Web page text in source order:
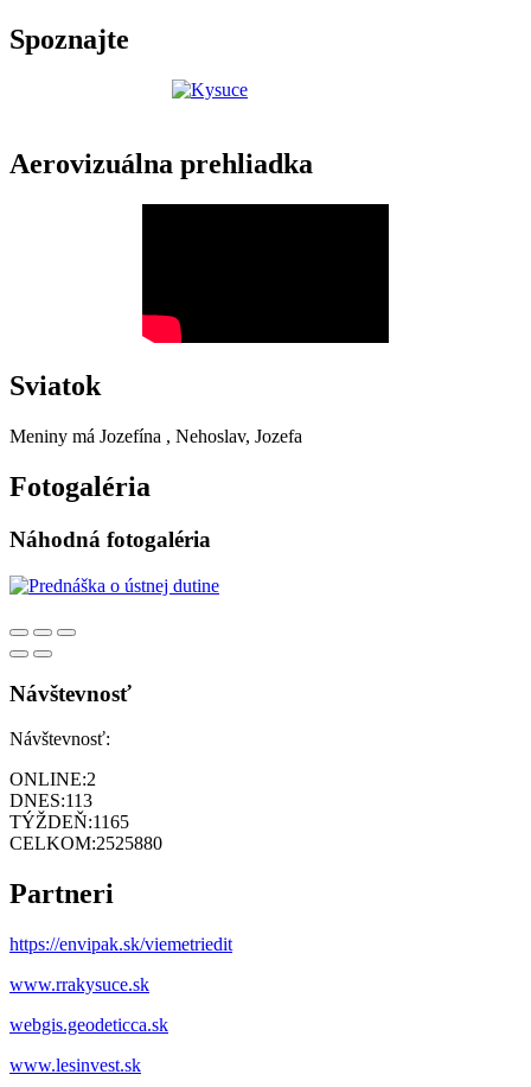
Spoznajte
Aerovizuálna prehliadka
Sviatok
Meniny má Jozefína , Nehoslav, Jozefa
Fotogaléria
Náhodná fotogaléria
Návštevnosť
Návštevnosť:
ONLINE:2
DNES:113
TÝŽDEŇ:1165
CELKOM:2525880
Partneri
https://envipak.sk/viemetriedit
www.rrakysuce.sk
webgis.geodeticca.sk
www.lesinvest.sk